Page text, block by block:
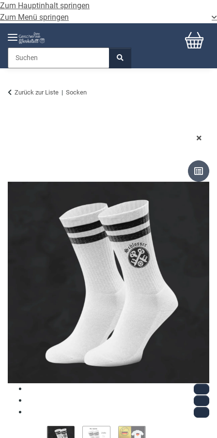
Zum Hauptinhalt springen
Zum Menü springen
Zurück zur Liste Socken